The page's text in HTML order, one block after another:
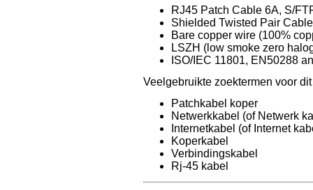
RJ45 Patch Cable 6A, S/
Shielded Twisted Pair
Bare copper wire (100%
LSZH (low smoke zero
ISO/IEC 11801, EN50288
Veelgebruikte zoektermen voor
Patchkabel koper
Netwerkkabel (of Netwerk
Internetkabel (of Internet
Koperkabel
Verbindingskabel
Rj-45 kabel